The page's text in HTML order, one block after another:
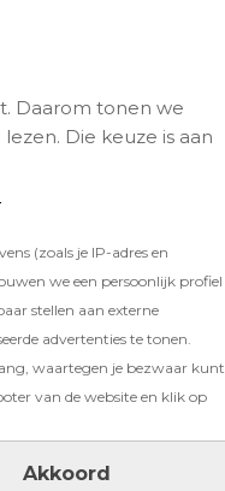
Daarom tonen we
Die keuze is aan
(zoals je IP-adres en
we een persoonlijk profiel
stellen aan externe
advertenties te tonen.
waartegen je bezwaar kunt
van de website en klik op
Akkoord